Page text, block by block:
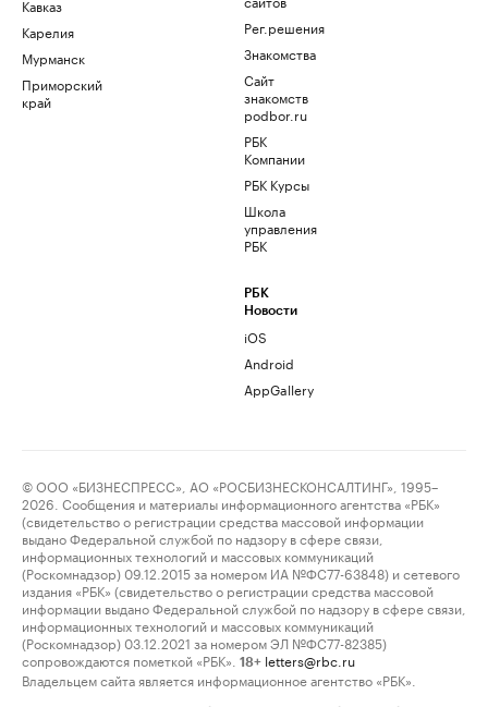
Кавказ
Карелия
Мурманск
Приморский
край
Рег.решения
Знакомства
Сайт
знакомств
podbor.ru
РБК
Компании
РБК Курсы
Школа
управления
РБК
РБК
Новости
iOS
Android
AppGallery
© ООО «БИЗНЕСПРЕСС», АО «РОСБИЗНЕСКОНСАЛТИНГ», 1995–
2026. Сообщения и материалы информационного агентства «РБК»
(свидетельство о регистрации средства массовой информации
выдано Федеральной службой по надзору в сфере связи,
информационных технологий и массовых коммуникаций
(Роскомнадзор) 09.12.2015 за номером ИА №ФС77-63848) и сетевого
издания «РБК» (свидетельство о регистрации средства массовой
информации выдано Федеральной службой по надзору в сфере связи,
информационных технологий и массовых коммуникаций
(Роскомнадзор) 03.12.2021 за номером ЭЛ №ФС77-82385)
сопровождаются пометкой «РБК».
18+ letters@rbc.ru
Владельцем сайта является информационное агентство «РБК».